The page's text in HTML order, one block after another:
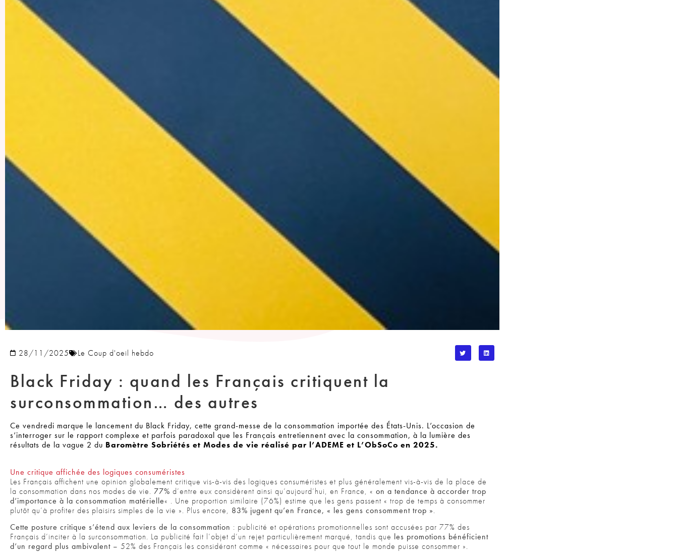
28/11/2025 Le Coup d'oeil hebdo
Black Friday : quand les Français critiquent la
surconsommation… des autres
Ce vendredi marque le lancement du Black Friday, cette grand-messe de la consommation importée des États-Unis. L’occasion de
s’interroger sur le rapport complexe et parfois paradoxal que les Français entretiennent avec la consommation, à la lumière des
résultats de la vague 2 du Baromètre Sobriétés et Modes de vie réalisé par l’ADEME et L’ObSoCo en 2025.
Une critique affichée des logiques consuméristes
Les Français affichent une opinion globalement critique vis-à-vis des logiques consuméristes et plus généralement vis-à-vis de la place de
la consommation dans nos modes de vie. 77% d’entre eux considèrent ainsi qu’aujourd’hui, en France, « on a tendance à accorder trop
d’importance à la consommation matérielle« . Une proportion similaire (76%) estime que les gens passent « trop de temps à consommer
plutôt qu’à profiter des plaisirs simples de la vie ». Plus encore, 83% jugent qu’en France, « les gens consomment trop ».
Cette posture critique s’étend aux leviers de la consommation : publicité et opérations promotionnelles sont accusées par 77% des
Français d’inciter à la surconsommation. La publicité fait l’objet d’un rejet particulièrement marqué, tandis que les promotions bénéficient
d’un regard plus ambivalent – 52% des Français les considérant comme « nécessaires pour que tout le monde puisse consommer ».